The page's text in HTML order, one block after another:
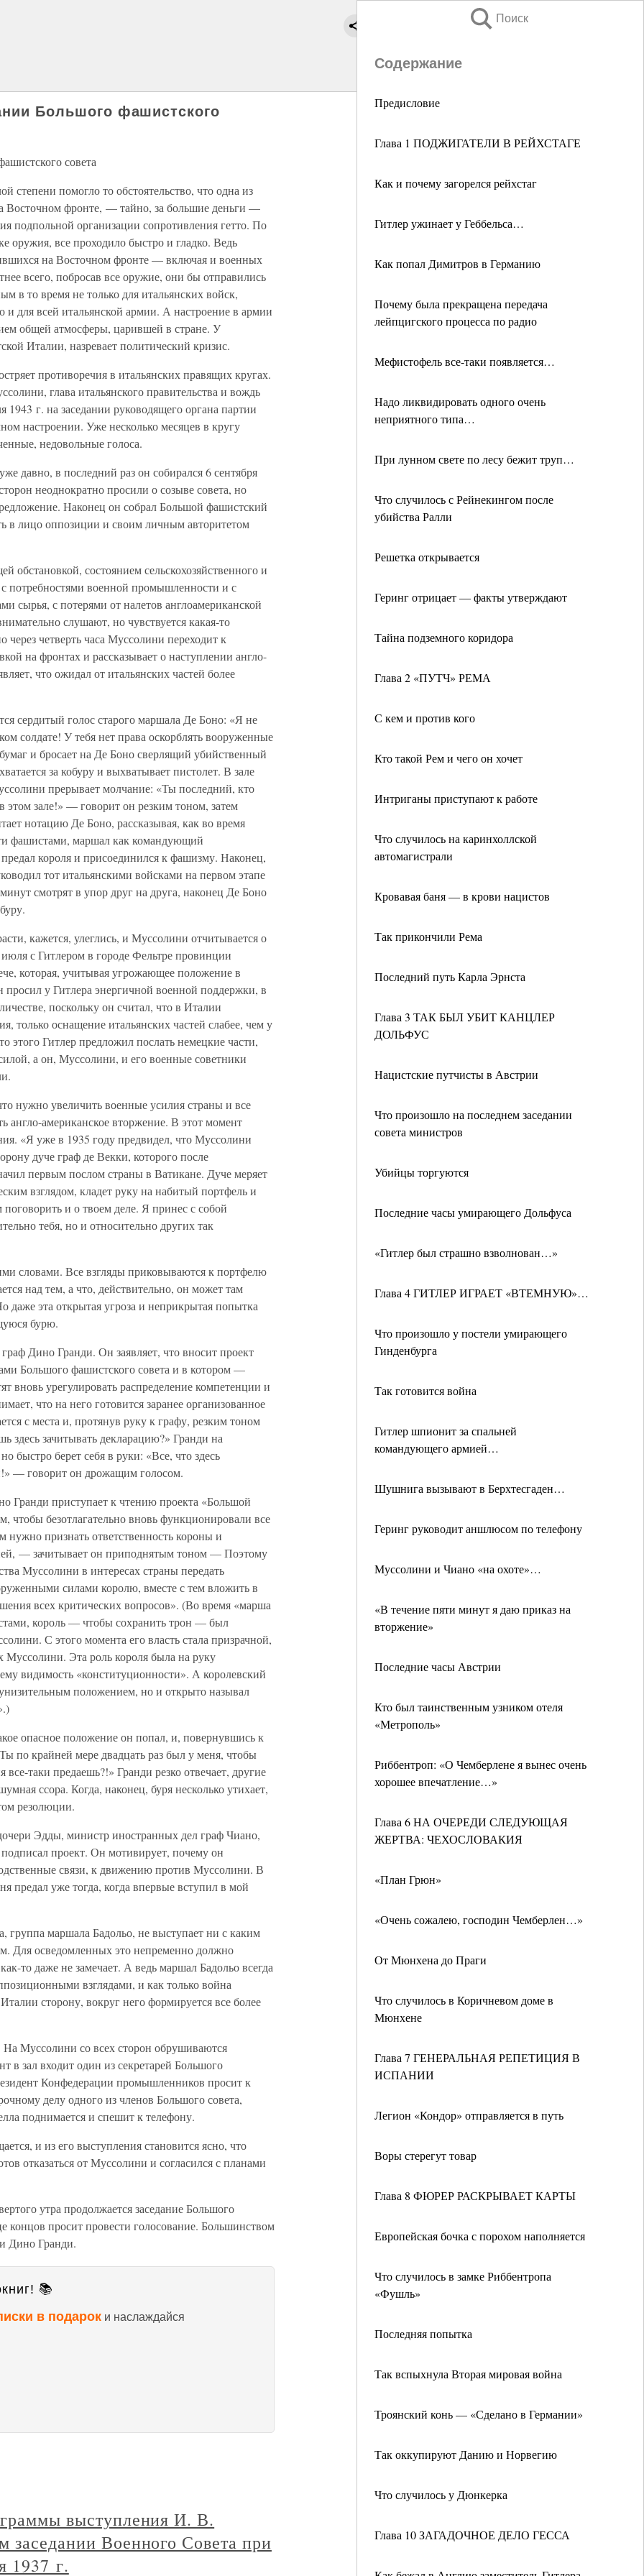
Поиск
Содержание
Предисловие
Глава 1 ПОДЖИГАТЕЛИ В РЕЙХСТАГЕ
Как и почему загорелся рейхстаг
Гитлер ужинает у Геббельса…
Как попал Димитров в Германию
Почему была прекращена передача
лейпцигского процесса по радио
Мефистофель все-таки появляется…
Надо ликвидировать одного очень
неприятного типа…
При лунном свете по лесу бежит труп…
Что случилось с Рейнекингом после
убийства Ралли
Решетка открывается
Геринг отрицает — факты утверждают
Тайна подземного коридора
Глава 2 «ПУТЧ» РЕМА
С кем и против кого
Кто такой Рем и чего он хочет
Интриганы приступают к работе
Что случилось на каринхоллской
автомагистрали
Кровавая баня — в крови нацистов
Так прикончили Рема
Последний путь Карла Эрнста
Глава 3 ТАК БЫЛ УБИТ КАНЦЛЕР
ДОЛЬФУС
Нацистские путчисты в Австрии
Что произошло на последнем заседании
совета министров
Убийцы торгуются
Последние часы умирающего Дольфуса
«Гитлер был страшно взволнован…»
Глава 4 ГИТЛЕР ИГРАЕТ «ВТЕМНУЮ»…
Что произошло у постели умирающего
Гинденбурга
Так готовится война
Гитлер шпионит за спальней
командующего армией…
Шушнига вызывают в Берхтесгаден…
Геринг руководит аншлюсом по телефону
Муссолини и Чиано «на охоте»…
«В течение пяти минут я даю приказ на
вторжение»
Последние часы Австрии
Кто был таинственным узником отеля
«Метрополь»
Риббентроп: «О Чемберлене я вынес очень
хорошее впечатление…»
Глава 6 НА ОЧЕРЕДИ СЛЕДУЮЩАЯ
ЖЕРТВА: ЧЕХОСЛОВАКИЯ
«План Грюн»
«Очень сожалею, господин Чемберлен…»
От Мюнхена до Праги
Что случилось в Коричневом доме в
Мюнхене
Глава 7 ГЕНЕРАЛЬНАЯ РЕПЕТИЦИЯ В
ИСПАНИИ
Легион «Кондор» отправляется в путь
Воры стерегут товар
Глава 8 ФЮРЕР РАСКРЫВАЕТ КАРТЫ
Европейская бочка с порохом наполняется
Что случилось в замке Риббентропа
«Фушль»
Последняя попытка
Так вспыхнула Вторая мировая война
Троянский конь — «Сделано в Германии»
Так оккупируют Данию и Норвегию
Что случилось у Дюнкерка
Глава 10 ЗАГАДОЧНОЕ ДЕЛО ГЕССА
Большого фашистского
совета
степени помогло то обстоятельство, что одна из
Восточном фронте, — тайно, за большие деньги —
подпольной организации сопротивления гетто. По
оружия, все проходило быстро и гладко. Ведь
на Восточном фронте — включая и военных
всего, побросав все оружие, они бы отправились
в то время не только для итальянских войск,
для всей итальянской армии. А настроение в армии
общей атмосферы, царившей в стране. У
Италии, назревает политический кризис.
противоречия в итальянских правящих кругах.
глава итальянского правительства и вождь
г. на заседании руководящего органа партии
настроении. Уже несколько месяцев в кругу
недовольные голоса.
давно, в последний раз он собирался 6 сентября
неоднократно просили о созыве совета, но
Наконец он собрал Большой фашистский
в лицо оппозиции и своим личным авторитетом
обстановкой, состоянием сельскохозяйственного и
потребностями военной промышленности и с
сырья, с потерями от налетов англоамериканской
слушают, но чувствуется какая-то
четверть часа Муссолини переходит к
на фронтах и рассказывает о наступлении англо-
что ожидал от итальянских частей более
сердитый голос старого маршала Де Боно: «Я не
солдате! У тебя нет права оскорблять вооруженные
и бросает на Де Боно сверлящий убийственный
за кобуру и выхватывает пистолет. В зале
прерывает молчание: «Ты последний, кто
этом зале!» — говорит он резким тоном, затем
нотацию Де Боно, рассказывая, как во время
фашистами, маршал как командующий
короля и присоединился к фашизму. Наконец,
тот итальянскими войсками на первом этапе
смотрят в упор друг на друга, наконец Де Боно
кажется, улеглись, и Муссолини отчитывается о
с Гитлером в городе Фельтре провинции
которая, учитывая угрожающее положение в
просил у Гитлера энергичной военной поддержки, в
поскольку он считал, что в Италии
только оснащение итальянских частей слабее, чем у
этого Гитлер предложил послать немецкие части,
а он, Муссолини, и его военные советники
нужно увеличить военные усилия страны и все
англо-американское вторжение. В этот момент
«Я уже в 1935 году предвидел, что Муссолини
дуче граф де Векки, которого после
первым послом страны в Ватикане. Дуче меряет
взглядом, кладет руку на набитый портфель и
и о твоем деле. Я принес с собой
тебя, но и относительно других так
словами. Все взгляды приковываются к портфелю
над тем, а что, действительно, он может там
даже эта открытая угроза и неприкрытая попытка
бурю.
Дино Гранди. Он заявляет, что вносит проект
Большого фашистского совета и в котором —
вновь урегулировать распределение компетенции и
что на него готовится заранее организованное
с места и, протянув руку к графу, резким тоном
здесь зачитывать декларацию?» Гранди на
быстро берет себя в руки: «Все, что здесь
— говорит он дрожащим голосом.
Гранди приступает к чтению проекта «Большой
чтобы безотлагательно вновь функционировали все
нужно признать ответственность короны и
— зачитывает он приподнятым тоном — Поэтому
Муссолини в интересах страны передать
силами королю, вместе с тем вложить в
всех критических вопросов». (Во время «марша
король — чтобы сохранить трон — был
С этого момента его власть стала призрачной,
Муссолини. Эта роль короля была на руку
видимость «конституционности». А королевский
положением, но и открыто называл
опасное положение он попал, и, повернувшись к
по крайней мере двадцать раз был у меня, чтобы
таки предаешь?!» Гранди резко отвечает, другие
ссора. Когда, наконец, буря несколько утихает,
резолюции.
Эдды, министр иностранных дел граф Чиано,
проект. Он мотивирует, почему он
связи, к движению против Муссолини. В
предал уже тогда, когда впервые вступил в мой
группа маршала Бадольо, не выступает ни с каким
Для осведомленных это непременно должно
то даже не замечает. А ведь маршал Бадольо всегда
взглядами, и как только война
сторону, вокруг него формируется все более
На Муссолини со всех сторон обрушиваются
в зал входит один из секретарей Большого
Конфедерации промышленников просит к
делу одного из членов Большого совета,
поднимается и спешит к телефону.
и из его выступления становится ясно, что
отказаться от Муссолини и согласился с планами
утра продолжается заседание Большого
концов просит провести голосование. Большинством
Дино Гранди.
📚
в подарок и наслаждайся
выступления И. В.
заседании Военного Совета при
1937 г.